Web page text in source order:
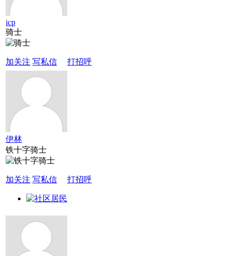
icp
骑士
加关注 写私信 打招呼
伊林
铁十字骑士
加关注 写私信 打招呼